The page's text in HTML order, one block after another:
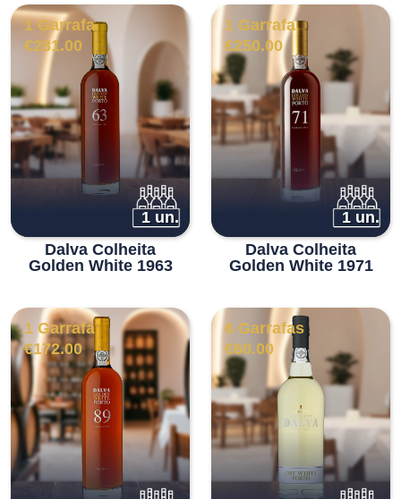
1 Garrafa
€281.00
1 un.
Dalva Colheita
Golden White 1963
1 Garrafa
€250.00
1 un.
Dalva Colheita
Golden White 1971
1 Garrafa
€172.00
6 Garrafas
€60.00